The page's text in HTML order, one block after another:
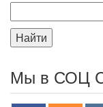
Найти
Мы в СОЦ